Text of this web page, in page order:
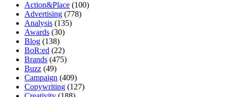
Action&Place (100)
Advertising (778)
Analysis (135)
Awards (30)
Blog (138)
BoR:ed (22)
Brands (475)
Buzz (49)
Campaign (409)
Copywriting (127)